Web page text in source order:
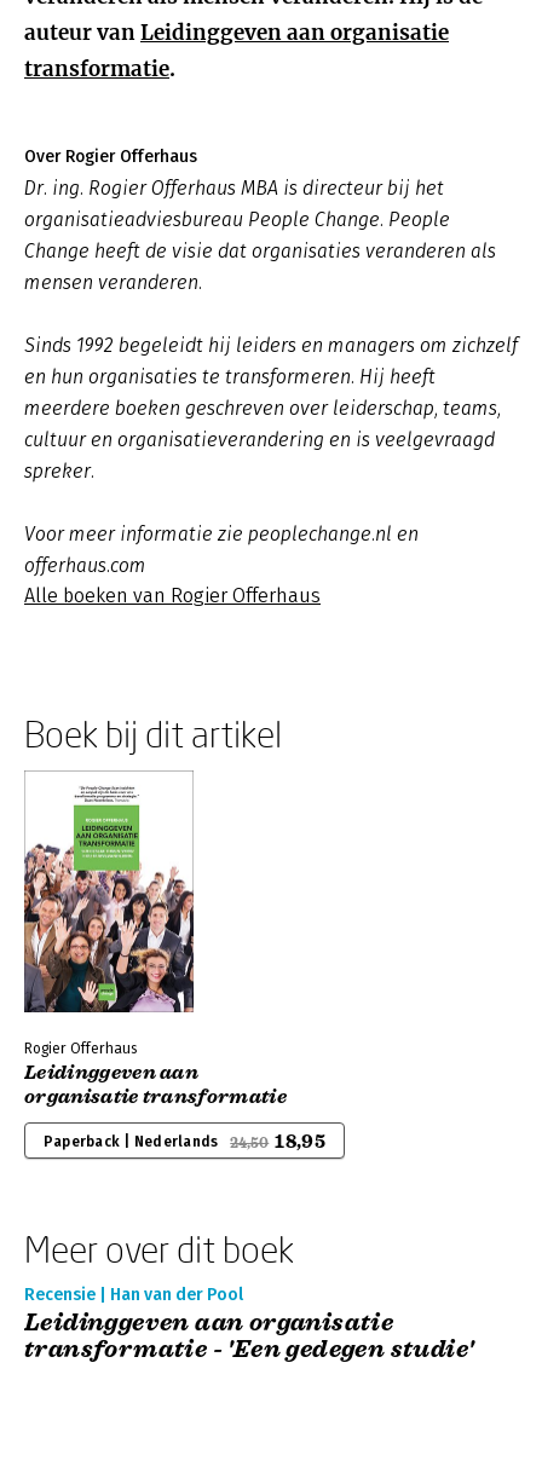
auteur vanLeidinggeven aan organisatie
transformatie.
Over Rogier Offerhaus
Dr. ing. Rogier Offerhaus MBA is directeur bij het
organisatieadviesbureau People Change. People
Change heeft de visie dat organisaties veranderen als
mensen veranderen.
Sinds 1992 begeleidt hij leiders en managers om zichzelf
en hun organisaties te transformeren. Hij heeft
meerdere boeken geschreven over leiderschap, teams,
cultuur en organisatieverandering en is veelgevraagd
spreker.
Voor meer informatie zie peoplechange.nl en
offerhaus.com
Alle boeken van Rogier Offerhaus
Boek bij dit artikel
Rogier Offerhaus
Leidinggeven aan
organisatie transformatie
Paperback | Nederlands 24,50 18,95
Meer over dit boek
Recensie | Han van der Pool
Leidinggeven aan organisatie
transformatie - 'Een gedegen studie'